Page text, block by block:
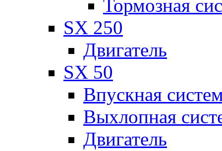
Тормозная
SX 250
Двигатель
SX 50
Впускная
Выхлопная
Двигатель